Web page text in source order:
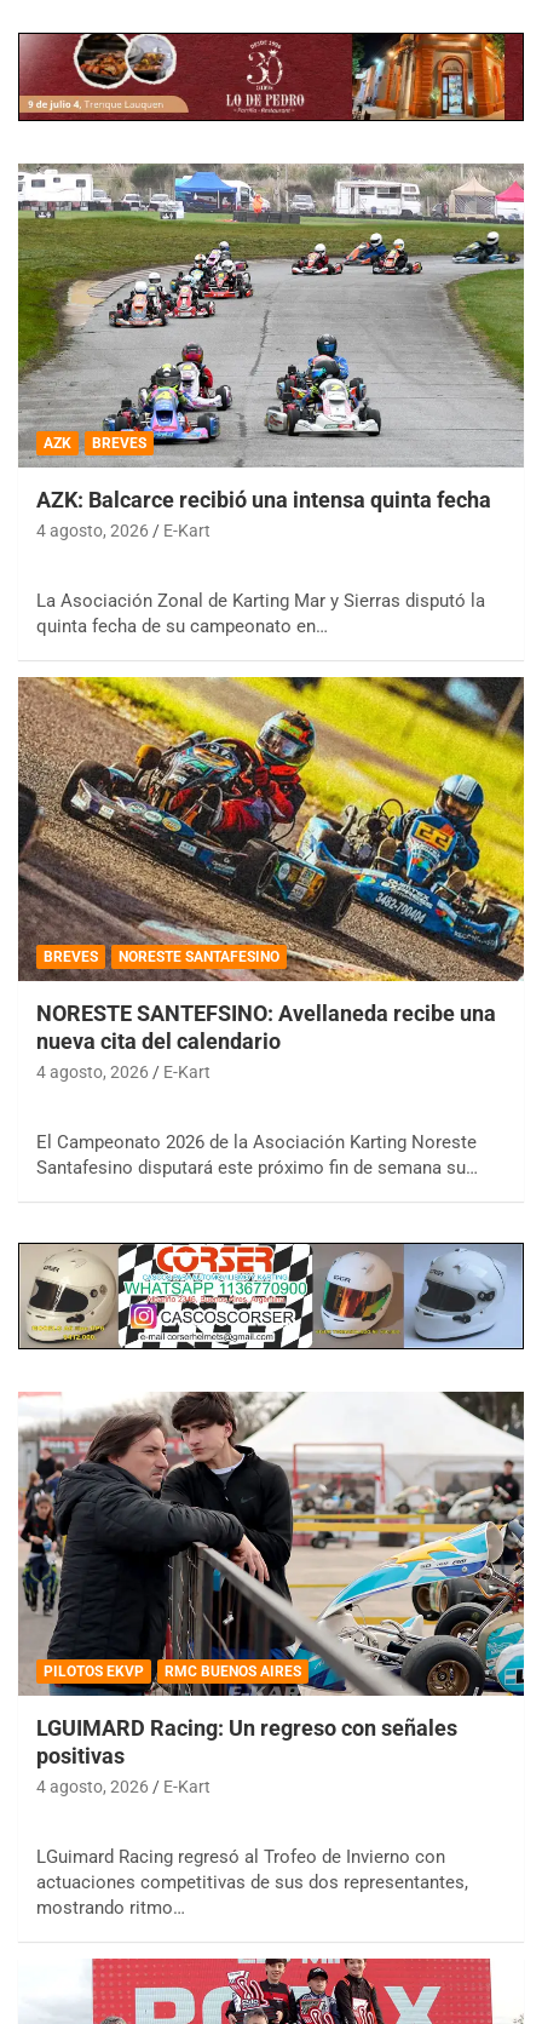
AZK BREVES
AZK: Balcarce recibió una intensa quinta fecha
4 agosto, 2026 E-Kart
La Asociación Zonal de Karting Mar y Sierras disputó la
quinta fecha de su campeonato en…
BREVES NORESTE SANTAFESINO
NORESTE SANTEFSINO: Avellaneda recibe una
nueva cita del calendario
4 agosto, 2026 E-Kart
El Campeonato 2026 de la Asociación Karting Noreste
Santafesino disputará este próximo fin de semana su…
PILOTOS EKVP RMC BUENOS AIRES
LGUIMARD Racing: Un regreso con señales
positivas
4 agosto, 2026 E-Kart
LGuimard Racing regresó al Trofeo de Invierno con
actuaciones competitivas de sus dos representantes,
mostrando ritmo…